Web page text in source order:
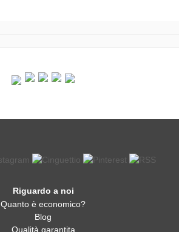
Riguardo a noi
Quanto è economico?
Blog
Qualità garantita